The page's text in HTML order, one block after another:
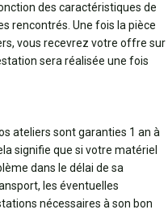
des caractéristiques de
rencontrés. Une fois la pièce
vous recevrez votre offre sur
sera réalisée une fois
ateliers sont garanties 1 an à
signifie que si votre matériel
dans le délai de sa
les éventuelles
nécessaires à son bon